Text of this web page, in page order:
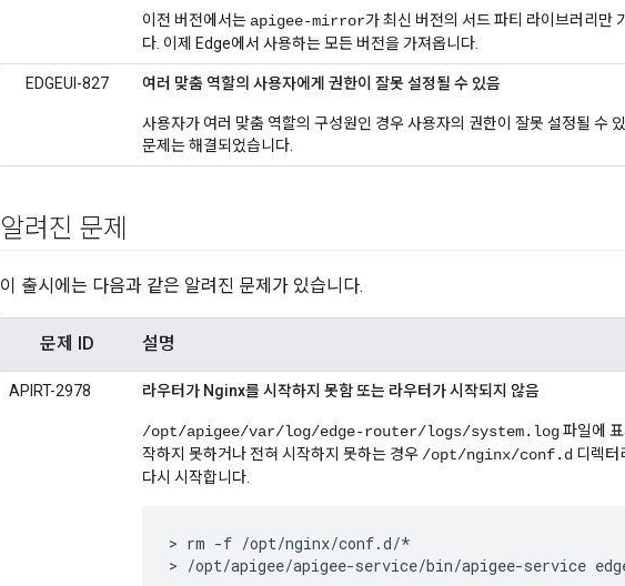
이전 버전에서는 apigee-mirror가 최신 버전의 서드 파티 라이브러리만
다. 이제 Edge에서 사용하는 모든 버전을 가져옵니다.
EDGEUI-827 여러 맞춤 역할의 사용자에게 권한이 잘못 설정될 수 있음
사용자가 여러 맞춤 역할의 구성원인 경우 사용자의 권한이 잘못 설정될 수
문제는 해결되었습니다.
알려진 문제
이 출시에는 다음과 같은 알려진 문제가 있습니다.
문제 ID 설명
APIRT-2978 라우터가 Nginx를 시작하지 못함 또는 라우터가 시작되지 않음
/opt/apigee/var/log/edge-router/logs/system.log파일에
작하지 못하거나 전혀 시작하지 못하는 경우 /opt/nginx/conf.d 디렉터
다시 시작합니다.
> rm -f /opt/nginx/conf.d/*
> /opt/apigee/apigee-service/bin/apigee-service